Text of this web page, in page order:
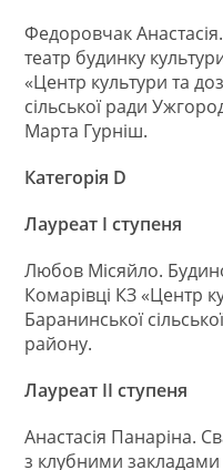
Федоровчак
театр будинку
«Центр культури та
сільської ради
Марта Гурніш.
Категорія D
Лауреат І ступеня
Любов Місяйло.
Комарівці КЗ «Центр
Баранинської
району.
Лауреат ІІ ступеня
Анастасія Панаріна.
з клубними закладами